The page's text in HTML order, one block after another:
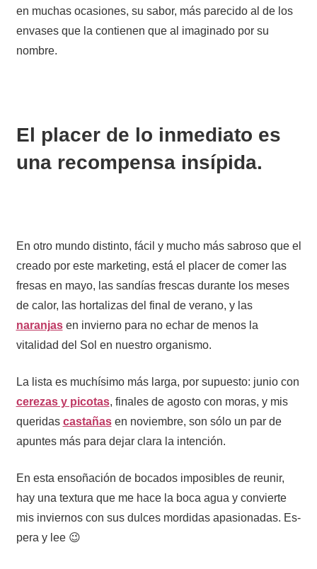
en muchas ocasiones, su sabor, más parecido al de los
envases que la contienen que al imaginado por su
nombre.
El placer de lo inmediato es
una recompensa insípida.
En otro mundo distinto, fácil y mucho más sabroso que el
creado por este marketing, está el placer de comer las
fresas en mayo, las sandías frescas durante los meses
de calor, las hortalizas del final de verano, y las
naranjasen invierno para no echar de menos la
vitalidad del Sol en nuestro organismo.
La lista es muchísimo más larga, por supuesto: junio con
cerezas y picotas, finales de agosto con moras, y mis
queridas castañasen noviembre, son sólo un par de
apuntes más para dejar clara la intención.
En esta ensoñación de bocados imposibles de reunir,
hay una textura que me hace la boca agua y convierte
mis inviernos con sus dulces mordidas apasionadas. Es-
pera y lee 😉